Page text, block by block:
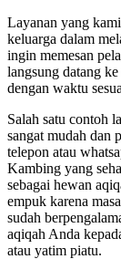
Layanan yang
keluarga dalam
ingin memesan
langsung datang
dengan waktu
Salah satu contoh
sangat mudah dan
telepon atau
Kambing yang
sebagai hewan
empuk karena
sudah
aqiqah Anda
atau yatim piatu.